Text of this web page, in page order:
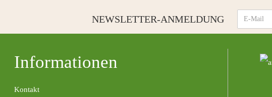
NEWSLETTER-ANMELDUNG
Informationen
Kontakt